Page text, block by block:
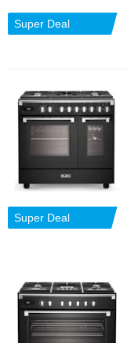
Super Deal
Super Deal